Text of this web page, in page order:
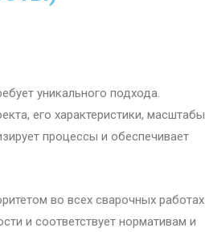
уникального подхода.
его характеристики,
процессы и обеспечивает
во всех сварочных
и соответствует нормативам и